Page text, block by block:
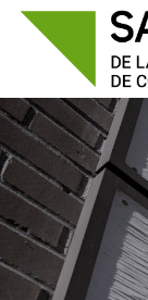
Passer